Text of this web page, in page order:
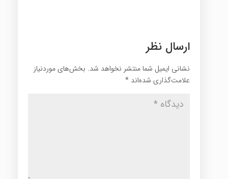
ارسال نظر
نشانی ایمیل شما منتشر نخواهد شد. بخش‌های موردنیاز
علامت‌گذاری شده‌اند *